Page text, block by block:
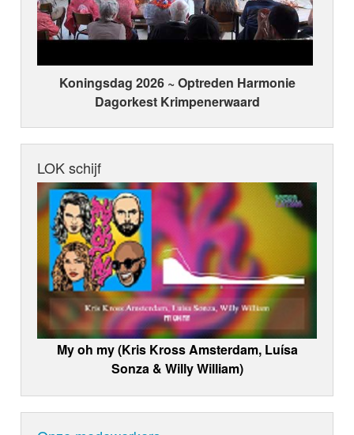
Koningsdag 2026 ~ Optreden Harmonie
Dagorkest Krimpenerwaard
LOK schijf
My oh my (Kris Kross Amsterdam, Luísa
Sonza & Willy William)